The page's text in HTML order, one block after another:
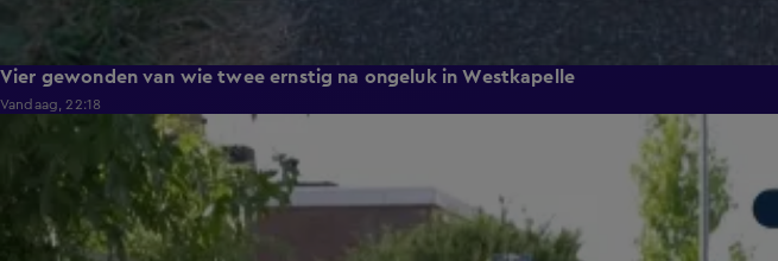
Vier gewonden van wie twee ernstig na ongeluk in Westkapelle
Vandaag, 22:18